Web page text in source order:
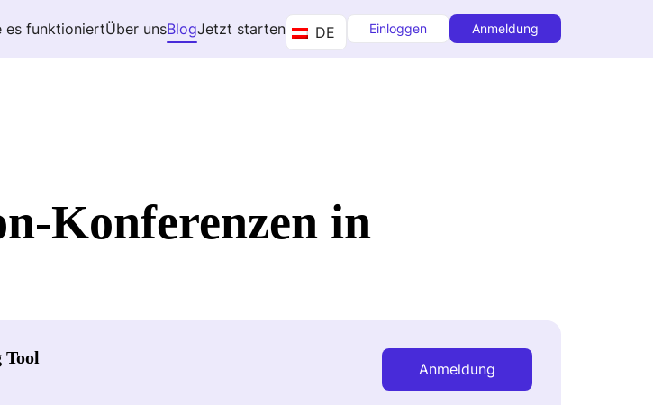
es funktioniertÜber unsBlogJetzt starten DE Einloggen Anmeldung
Konferenzen in
Tool
Anmeldung